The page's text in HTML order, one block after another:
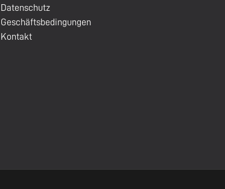
Datenschutz
Geschäftsbedingungen
Kontakt